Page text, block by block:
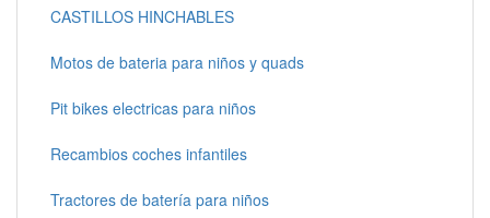
CASTILLOS HINCHABLES
Motos de bateria para niños y quads
Pit bikes electricas para niños
Recambios coches infantiles
Tractores de batería para niños